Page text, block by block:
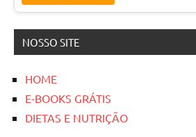
NOSSO SITE
HOME
E-BOOKS GRÁTIS
DIETAS E NUTRIÇÃO